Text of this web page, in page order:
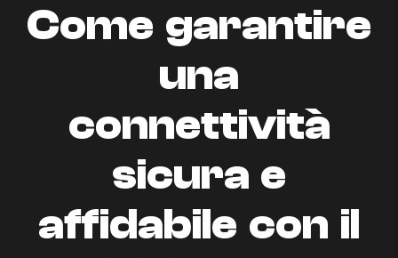
Come garantire
una
connettività
sicura e
affidabile con il